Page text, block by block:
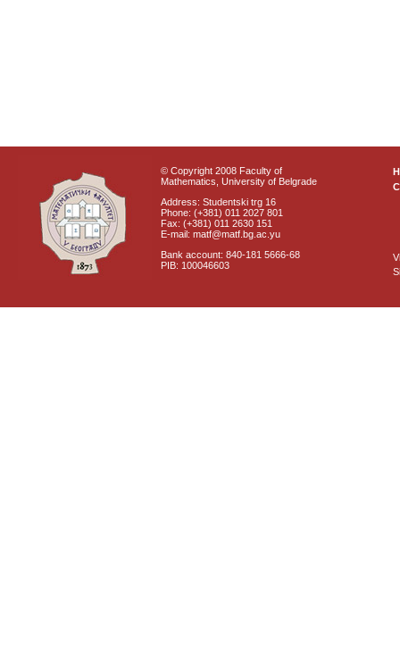
© Copyright 2008 Faculty of
Mathematics, University of Belgrade
Address: Studentski trg 16
Phone: (+381) 011 2027 801
Fax: (+381) 011 2630 151
E-mail: matf@matf.bg.ac.yu
Bank account: 840-181 5666-68
PIB: 100046603